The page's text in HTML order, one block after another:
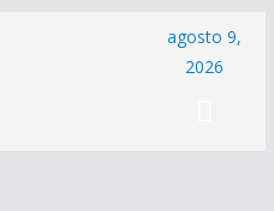
agosto 9,
2026